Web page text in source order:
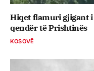
Hiqet flamuri gjigant
qendër të Prishtinës
KOSOVË